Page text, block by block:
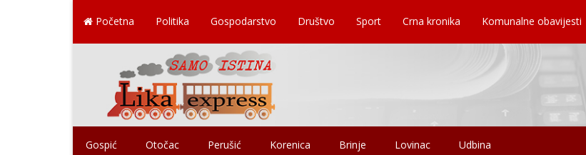
Početna Politika Gospodarstvo Društvo Sport Crna kronika Komunalne obavijesti
Gospić Otočac Perušić Korenica Brinje Lovinac Udbina